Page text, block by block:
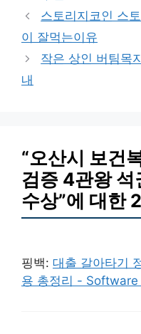
테
리
스토리지코인 스
이 잘먹는이유
작은 상인 버팀목
내
“오산시 보건
검증 4관왕
수상”에 대한
핑백: 대출 갈아타기
용 총정리 -